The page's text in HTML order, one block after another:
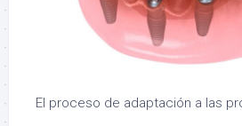
El proceso de adaptación a las